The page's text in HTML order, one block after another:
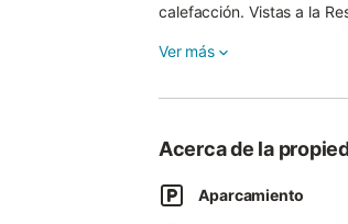
calefacción. Vistas a la
Ver más
Acerca de la
Aparcamiento